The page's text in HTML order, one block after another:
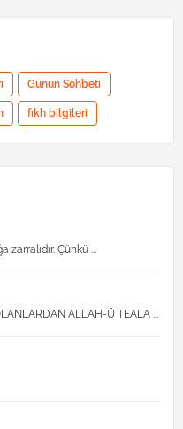
Günün Sohbeti
fıkh bilgileri
zarralıdır. Çünkü ...
ALLAH-Ü TEALA ...